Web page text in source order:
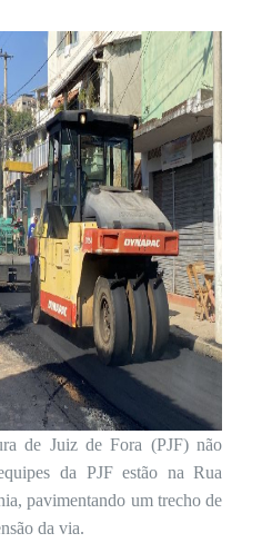
de Juiz de Fora (PJF) não
da PJF estão na Rua
pavimentando um trecho de
da via.